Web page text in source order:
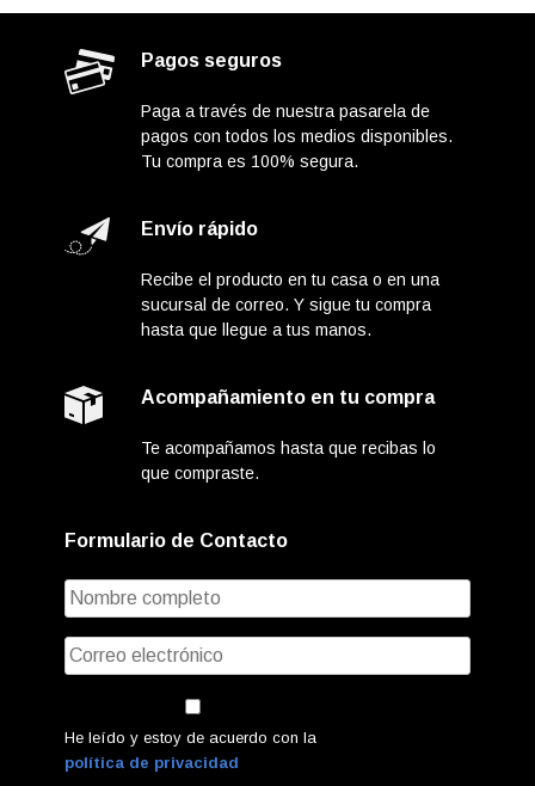
Pagos seguros
Paga a través de nuestra pasarela de
pagos con todos los medios disponibles.
Tu compra es 100% segura.
Envío rápido
Recibe el producto en tu casa o en una
sucursal de correo. Y sigue tu compra
hasta que llegue a tus manos.
Acompañamiento en tu compra
Te acompañamos hasta que recibas lo
que compraste.
Formulario de Contacto
He leído y estoy de acuerdo con la
política de privacidad